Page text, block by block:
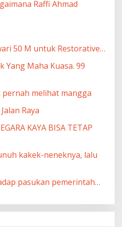
Raffi Ahmad
50 M untuk Restorative…
Yang Maha Kuasa. 99
melihat mangga
Raya
KAYA BISA TETAP
kakek-neneknya, lalu
pasukan pemerintah…